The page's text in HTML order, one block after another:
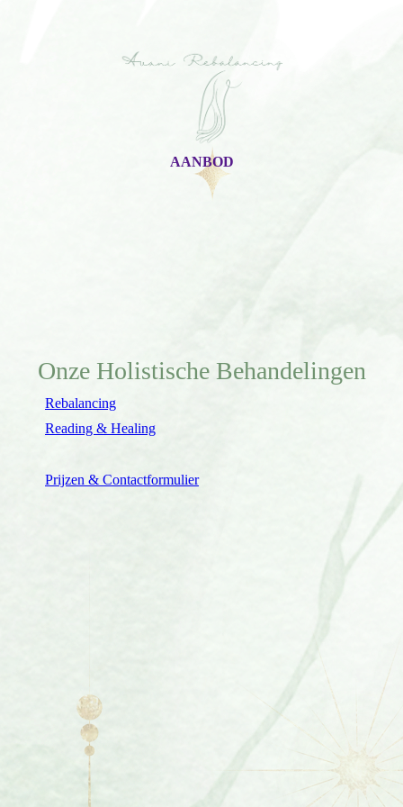
AANBOD
Onze Holistische Behandelingen
Rebalancing
Reading & Healing
Prijzen & Contactformulier